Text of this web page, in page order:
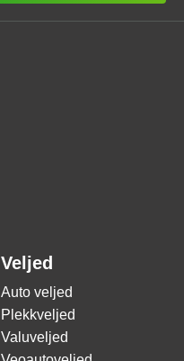
Veljed
Auto veljed
Plekkveljed
Valuveljed